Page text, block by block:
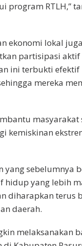
program RTLH,”
ekonomi lokal juga
partisipasi aktif
ini terbukti efektif
mereka
masyarakat
kemiskinan
yang sebelumnya
hidup yang lebih
diharapkan terus
daerah.
melaksanakan